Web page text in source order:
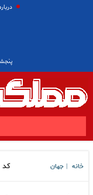
پنجشنبه ۱۵
خانه جهان کد